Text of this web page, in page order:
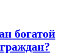
богатой